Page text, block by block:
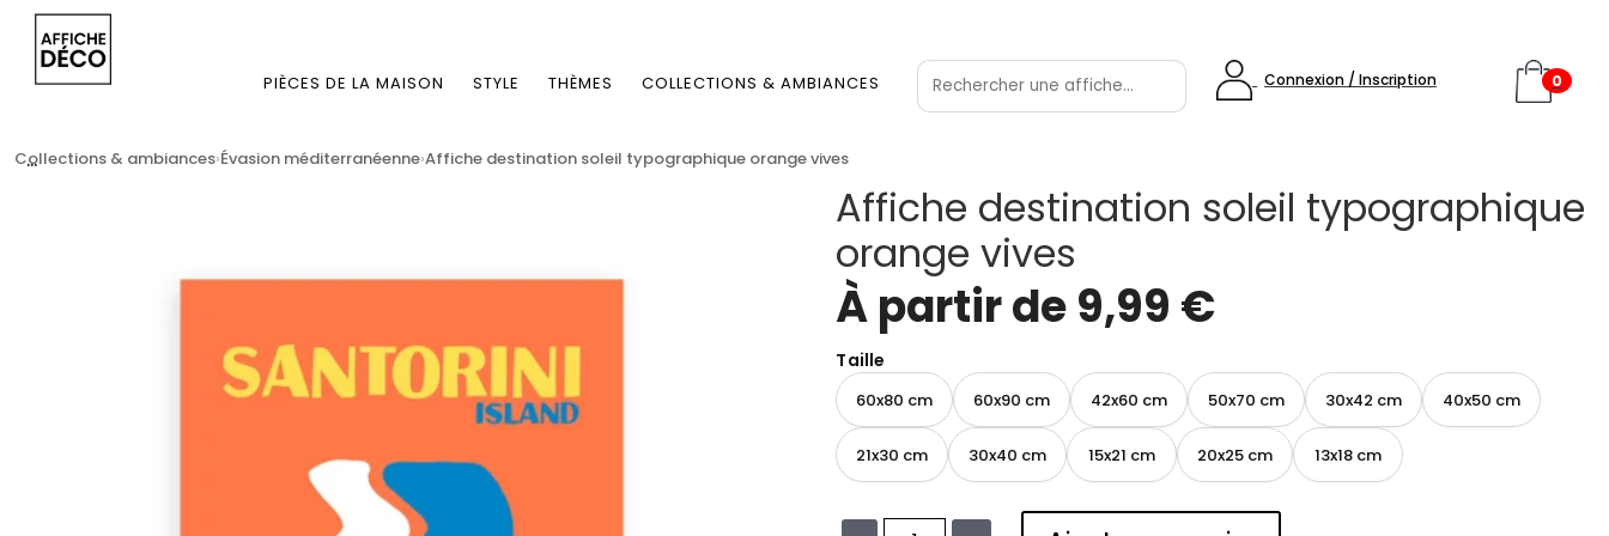
PIÈCES DE LA MAISON STYLE THÈMES COLLECTIONS & AMBIANCES Connexion / Inscription 0
...
Collections & ambiances Évasion méditerranéenne Affiche destination soleil typographique orange vives
Affiche destination soleil typographique
orange vives
À partir de9,99 €
Taille
60x80 cm 60x90 cm 42x60 cm 50x70 cm 30x42 cm 40x50 cm
21x30 cm 30x40 cm 15x21 cm 20x25 cm 13x18 cm